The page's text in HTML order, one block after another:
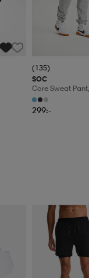
(135)
SOC
Core Sweat Pant,
Mjukisbyxor, Herr
299:-